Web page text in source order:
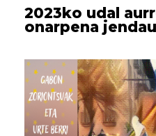
2023ko udal
onarpena